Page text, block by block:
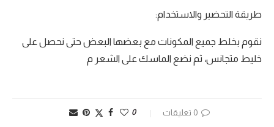
طريقة التحضير والاستخدام:
نقوم بخلط جميع المكونات مع بعضها البعض حتى نحصل على
خليط متجانس، ثم نضع الماسك على الشعر م
0 تعليقات 0